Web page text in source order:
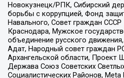
Новокузнецк/РПК, Сибирский
борьбы с коррупцией, Фонд
Навального, Совет граждан СССР
Краснодара, Мужское
объединение русского
Адат, Народный совет граждан
Архангельской области, Проект
Держава Союз Советских
Социалистических Районов,